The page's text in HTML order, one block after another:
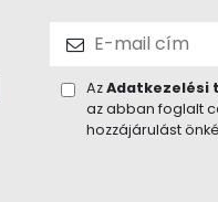
AzAdatkezelési
az abban foglalt
hozzájárulást